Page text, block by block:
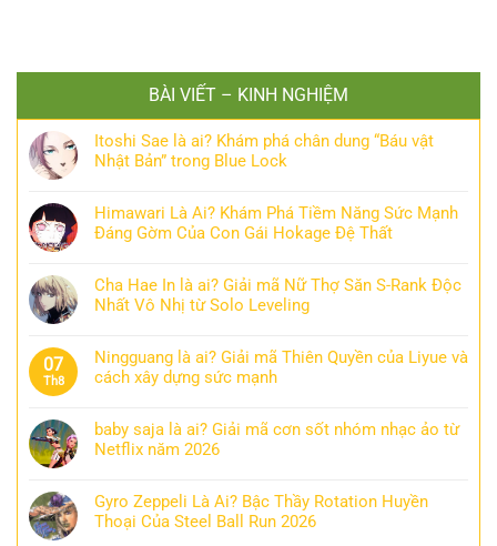
BÀI VIẾT – KINH NGHIỆM
Itoshi Sae là ai? Khám phá chân dung “Báu vật
Nhật Bản” trong Blue Lock
Himawari Là Ai? Khám Phá Tiềm Năng Sức Mạnh
Đáng Gờm Của Con Gái Hokage Đệ Thất
Cha Hae In là ai? Giải mã Nữ Thợ Săn S-Rank Độc
Nhất Vô Nhị từ Solo Leveling
07
Th8
Ningguang là ai? Giải mã Thiên Quyền của Liyue và
cách xây dựng sức mạnh
baby saja là ai? Giải mã cơn sốt nhóm nhạc ảo từ
Netflix năm 2026
Gyro Zeppeli Là Ai? Bậc Thầy Rotation Huyền
Thoại Của Steel Ball Run 2026